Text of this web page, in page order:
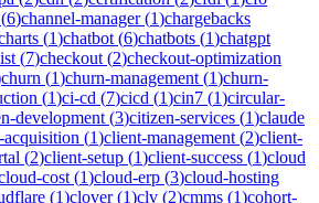
(6)channel-manager(1)chargebacks
(1)chatbot (6)chatbots (1)chatgpt
(7)checkout (2)checkout-optimization
churn (1)churn-management (1)churn-
(1)ci-cd (7)cicd (1)cin7 (1)circular-
development (3)citizen-services (1)claude
(1)client-management (2)client-
(2)client-setup (1)client-success (1)cloud
cost (1)cloud-erp (3)cloud-hosting
(1)clover(1)clv (2)cmms (1)cohort-